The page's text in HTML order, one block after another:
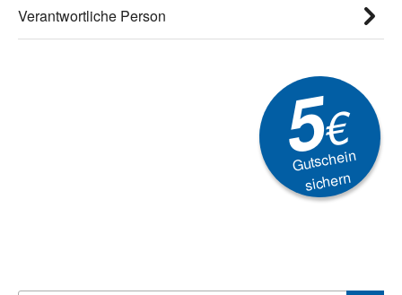
Verantwortliche Person
5€
Gutschein
sichern